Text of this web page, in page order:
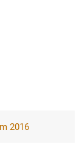
2016